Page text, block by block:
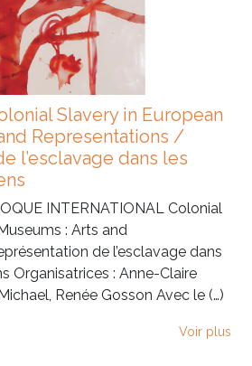
Slavery in European
Representations /
l’esclavage dans les
INTERNATIONAL Colonial
: Arts and
de l’esclavage dans
Organisatrices : Anne-Claire
Renée Gosson Avec le (…)
Voir plus